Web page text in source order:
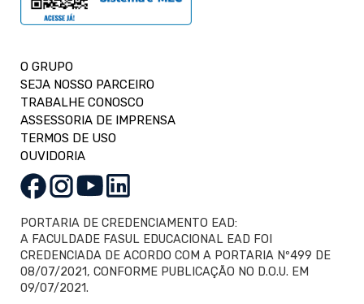
O GRUPO
SEJA NOSSO PARCEIRO
TRABALHE CONOSCO
ASSESSORIA DE IMPRENSA
TERMOS DE USO
OUVIDORIA
PORTARIA DE CREDENCIAMENTO EAD:
A FACULDADE FASUL EDUCACIONAL EAD FOI
CREDENCIADA DE ACORDO COM A PORTARIA Nº499 DE
08/07/2021, CONFORME PUBLICAÇÃO NO D.O.U. EM
09/07/2021.